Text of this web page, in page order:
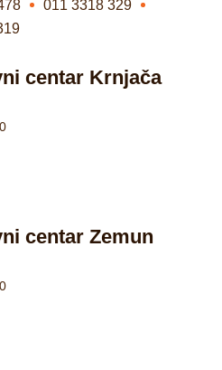
011 3318 329
centar Krnjača
centar Zemun